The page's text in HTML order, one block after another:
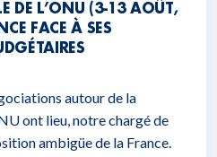
DE L’ONU (3-13 AOÛT,
FACE À SES
autour de la
ont lieu, notre chargé de
ambigüe de la France.